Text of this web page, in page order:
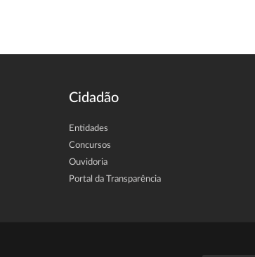
Cidadão
Entidades
Concursos
Ouvidoria
Portal da Transparência